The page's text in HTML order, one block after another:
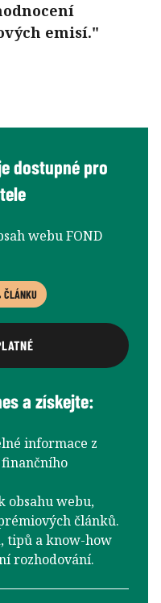
emisí.
dostupné pro
webu FOND
ČLÁNKU
a získejte:
informace z
obsahu webu,
článků.
tipů a know-how
rozhodování.